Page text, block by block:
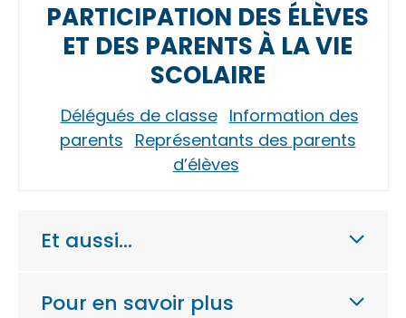
PARTICIPATION DES ÉLÈVES
ET DES PARENTS À LA VIE
SCOLAIRE
Délégués de classe Information des
parents Représentants des parents
d’élèves
Et aussi…
Pour en savoir plus